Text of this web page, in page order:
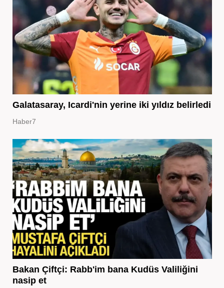
Galatasaray, Icardi'nin yerine iki yıldız belirledi
Haber7
Bakan Çiftçi: Rabb'im bana Kudüs Valiliğini
nasip et